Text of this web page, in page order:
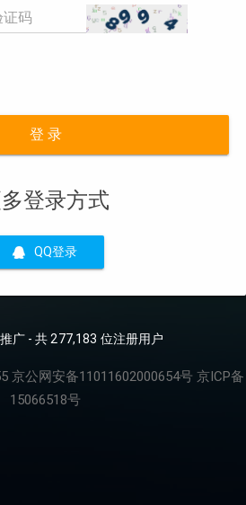
证码
登 录
登录方式
QQ登录
广 - 共 277,183 位注册用户
京公网安备11011602000654号 京ICP备
15066518号